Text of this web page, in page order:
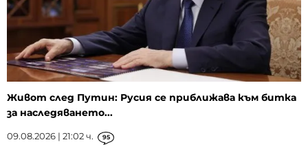
Живот след Путин: Русия се приближава към битка
за наследяването...
09.08.2026 | 21:02 ч. 95